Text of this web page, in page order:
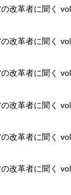
の改革者に聞く
の改革者に聞く
の改革者に聞く
の改革者に聞く
の改革者に聞く
の改革者に聞く